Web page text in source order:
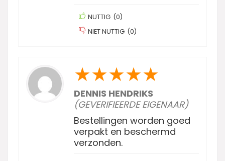
NUTTIG (0)
NIET NUTTIG (0)
★★★★★
DENNIS HENDRIKS
(GEVERIFIEERDE EIGENAAR)
Bestellingen worden goed
verpakt en beschermd
verzonden.